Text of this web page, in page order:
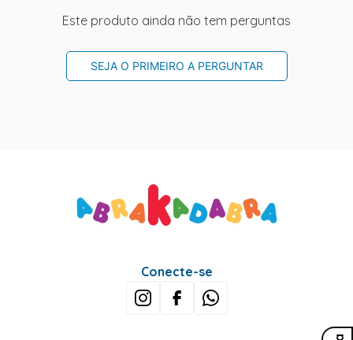
Este produto ainda não tem perguntas
SEJA O PRIMEIRO A PERGUNTAR
Conecte-se